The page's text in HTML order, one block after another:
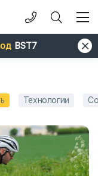
BST7
Технологии